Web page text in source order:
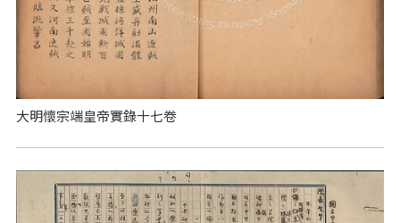
大明懷宗端皇帝實錄十七卷